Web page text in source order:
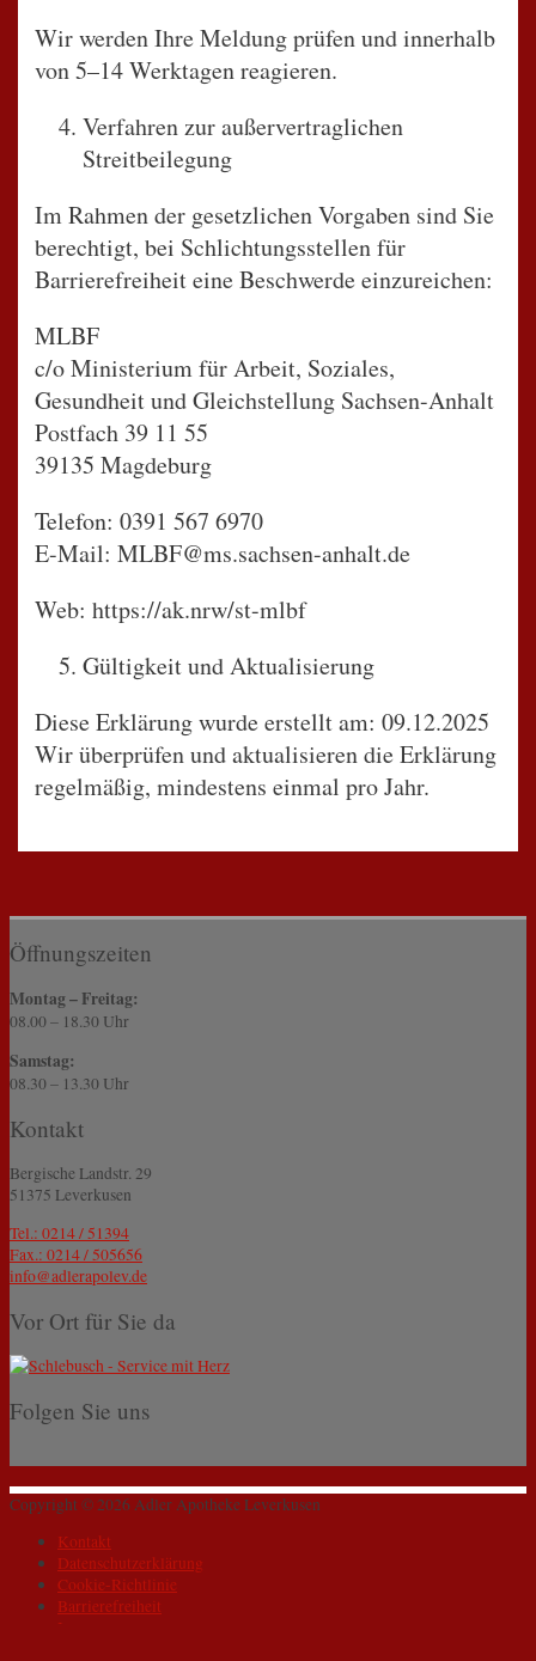
Wir werden Ihre Meldung prüfen und innerhalb
von 5–14 Werktagen reagieren.
Verfahren zur außervertraglichen
Streitbeilegung
Im Rahmen der gesetzlichen Vorgaben sind Sie
berechtigt, bei Schlichtungsstellen für
Barrierefreiheit eine Beschwerde einzureichen:
MLBF
c/o Ministerium für Arbeit, Soziales,
Gesundheit und Gleichstellung Sachsen-Anhalt
Postfach 39 11 55
39135 Magdeburg
Telefon: 0391 567 6970
E-Mail: MLBF@ms.sachsen-anhalt.de
Web: https://ak.nrw/st-mlbf
Gültigkeit und Aktualisierung
Diese Erklärung wurde erstellt am: 09.12.2025
Wir überprüfen und aktualisieren die Erklärung
regelmäßig, mindestens einmal pro Jahr.
Öffnungszeiten
Montag – Freitag:
08.00 – 18.30 Uhr
Samstag:
08.30 – 13.30 Uhr
Kontakt
Bergische Landstr. 29
51375 Leverkusen
Tel.: 0214 / 51394
Fax.: 0214 / 505656
info@adlerapolev.de
Vor Ort für Sie da
Folgen Sie uns
Copyright © 2026Adler Apotheke Leverkusen
Kontakt
Datenschutzerklärung
Cookie-Richtlinie
Barrierefreiheit
Impressum